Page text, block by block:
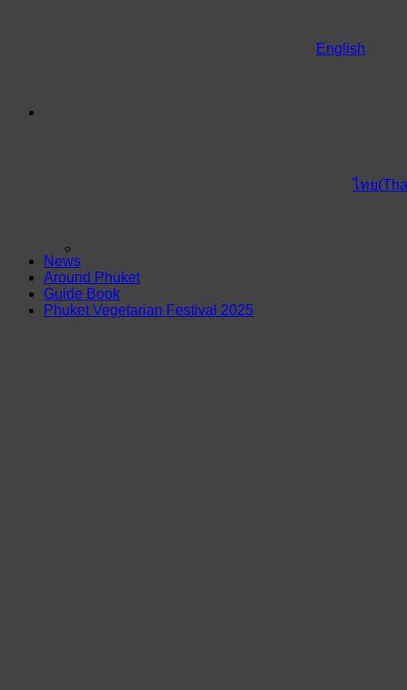
English
ไทย(
News
Around Phuket
Guide Book
Phuket Vegetarian Festival 2025